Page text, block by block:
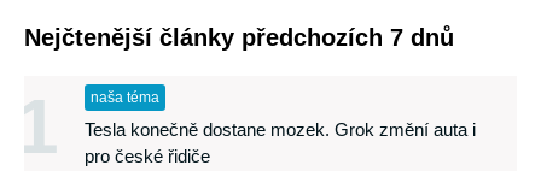
Nejčtenější články předchozích 7 dnů
1 naša téma
Tesla konečně dostane mozek. Grok změní auta i
pro české řidiče